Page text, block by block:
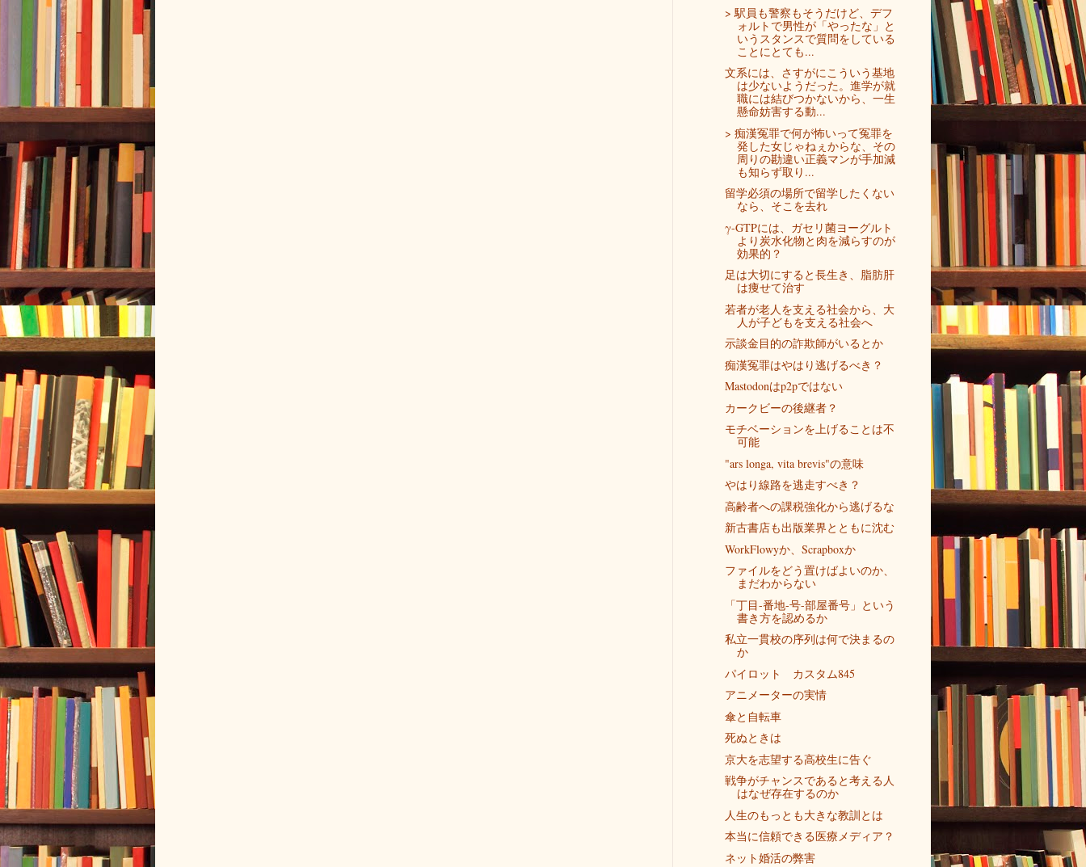
> 駅員も警察もそうだけど、デフ
ォルトで男性が「やったな」と
いうスタンスで質問をしている
ことにとても...
文系には、さすがにこういう基地
は少ないようだった。進学が就
職には結びつかないから、一生
懸命妨害する動...
> 痴漢冤罪で何が怖いって冤罪を
発した女じゃねぇからな、その
周りの勘違い正義マンが手加減
も知らず取り...
留学必須の場所で留学したくない
なら、そこを去れ
γ-GTPには、ガセリ菌ヨーグルト
より炭水化物と肉を減らすのが
効果的？
足は大切にすると長生き、脂肪肝
は痩せて治す
若者が老人を支える社会から、大
人が子どもを支える社会へ
示談金目的の詐欺師がいるとか
痴漢冤罪はやはり逃げるべき？
Mastodonはp2pではない
カークビーの後継者？
モチベーションを上げることは不
可能
"ars longa, vita brevis"の意味
やはり線路を逃走すべき？
高齢者への課税強化から逃げるな
新古書店も出版業界とともに沈む
WorkFlowyか、Scrapboxか
ファイルをどう置けばよいのか、
まだわからない
「丁目-番地-号-部屋番号」という
書き方を認めるか
私立一貫校の序列は何で決まるの
か
パイロット カスタム845
アニメーターの実情
傘と自転車
死ぬときは
京大を志望する高校生に告ぐ
戦争がチャンスであると考える人
はなぜ存在するのか
人生のもっとも大きな教訓とは
本当に信頼できる医療メディア？
ネット婚活の弊害